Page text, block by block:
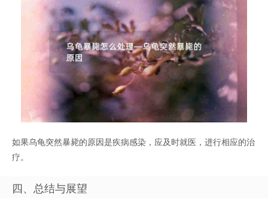
如果乌龟突然暴毙的原因是疾病感染，应及时就医，进行相应的治
疗。
四、总结与展望